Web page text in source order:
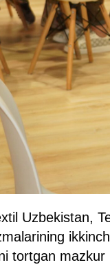
Uzbekistan,
tortgan mazkur